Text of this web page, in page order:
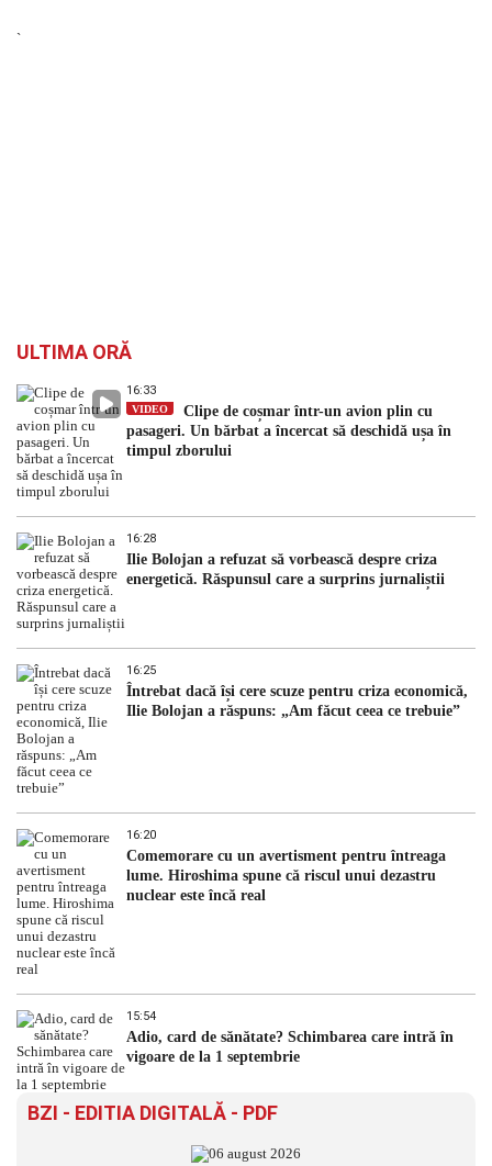
`
ULTIMA ORĂ
16:33
VIDEO
Clipe de coșmar într-un avion plin cu
pasageri. Un bărbat a încercat să deschidă ușa în
timpul zborului
16:28
Ilie Bolojan a refuzat să vorbească despre criza
energetică. Răspunsul care a surprins jurnaliștii
16:25
Întrebat dacă își cere scuze pentru criza economică,
Ilie Bolojan a răspuns: „Am făcut ceea ce trebuie”
16:20
Comemorare cu un avertisment pentru întreaga
lume. Hiroshima spune că riscul unui dezastru
nuclear este încă real
15:54
Adio, card de sănătate? Schimbarea care intră în
vigoare de la 1 septembrie
BZI - EDITIA DIGITALĂ - PDF